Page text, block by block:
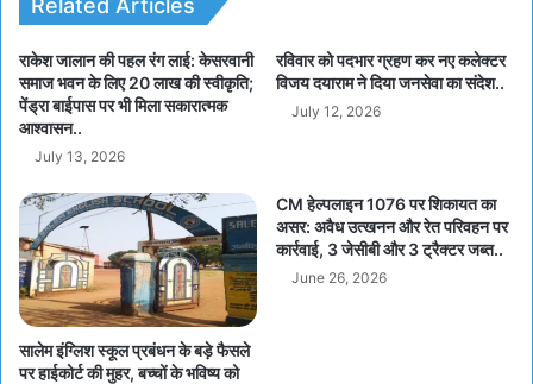
Related Articles
राकेश जालान की पहल रंग लाई: केसरवानी
समाज भवन के लिए 20 लाख की स्वीकृति;
पेंड्रा बाईपास पर भी मिला सकारात्मक
आश्वासन..
July 13, 2026
रविवार को पदभार ग्रहण कर नए कलेक्टर
विजय दयाराम ने दिया जनसेवा का संदेश..
July 12, 2026
सालेम इंग्लिश स्कूल प्रबंधन के बड़े फैसले
पर हाईकोर्ट की मुहर, बच्चों के भविष्य को
CM हेल्पलाइन 1076 पर शिकायत का
असर: अवैध उत्खनन और रेत परिवहन पर
कार्रवाई, 3 जेसीबी और 3 ट्रैक्टर जब्त..
June 26, 2026